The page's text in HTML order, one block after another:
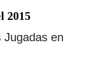
2015
Jugadas en